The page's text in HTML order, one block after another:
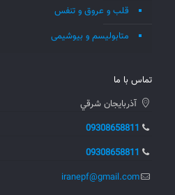
قلب و عروق و تنفس
متابولیسم و بیوشیمی
تماس با ما
آذربايجان شرقي
09308658811
09308658811
iranepf@gmail.com